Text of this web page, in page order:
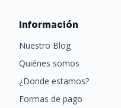
Información
Nuestro Blog
Quiénes somos
¿Donde estamos?
Formas de pago